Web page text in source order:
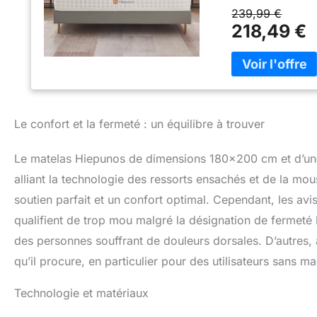
types de corps
décompression,
confortablement
renforcés,
empêchant
lorsque votre
biologique
structure en nid
et d’absorber
long de la nuit.
dans les ont été
Standard 100
CertiPUR-
protection
boîte sous vide.
239,99 €
218,49 €
Le confort et la fermeté : un équilibre à trouver
Le matelas Hiepunos de dimensions 180×200 cm et
alliant la technologie des ressorts ensachés et de la
soutien parfait et un confort optimal. Cependant, les
qualifient de trop mou malgré la désignation de
des personnes souffrant de douleurs dorsales.
qu’il procure, en particulier pour des utilisateurs sans
Technologie et matériaux